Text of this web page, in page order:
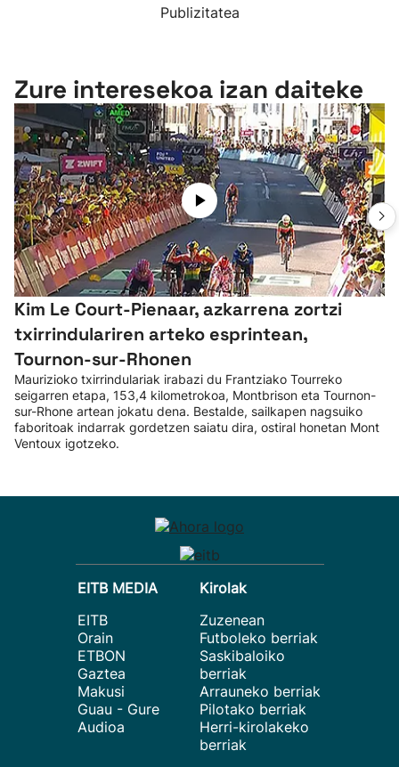
Publizitatea
Zure interesekoa izan daiteke
Kim Le Court-Pienaar, azkarrena zortzi
txirrindulariren arteko esprintean,
Tournon-sur-Rhonen
Maurizioko txirrindulariak irabazi du Frantziako Tourreko
seigarren etapa, 153,4 kilometrokoa, Montbrison eta Tournon-
sur-Rhone artean jokatu dena. Bestalde, sailkapen nagsuiko
faboritoak indarrak gordetzen saiatu dira, ostiral honetan Mont
Ventoux igotzeko.
EITB MEDIA
EITB
Orain
ETBON
Gaztea
Makusi
Guau - Gure
Audioa
Kirolak
Zuzenean
Futboleko berriak
Saskibaloiko
berriak
Arrauneko berriak
Pilotako berriak
Herri-kirolakeko
berriak